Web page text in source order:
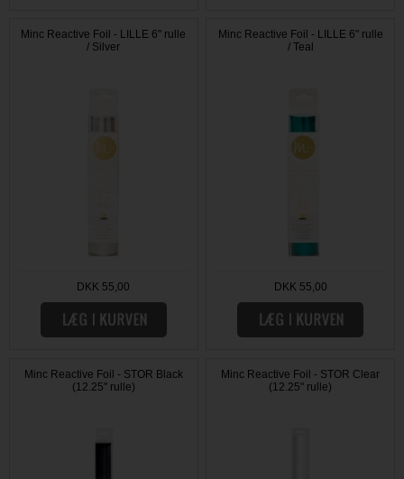
Minc Reactive Foil - LILLE 6" rulle
/ Silver
DKK 55,00
Minc Reactive Foil - LILLE 6" rulle
/ Teal
DKK 55,00
Minc Reactive Foil - STOR Black
(12.25" rulle)
Minc Reactive Foil - STOR Clear
(12.25" rulle)